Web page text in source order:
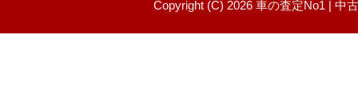
Copyright (C) 2026 車の査定No1 | 中